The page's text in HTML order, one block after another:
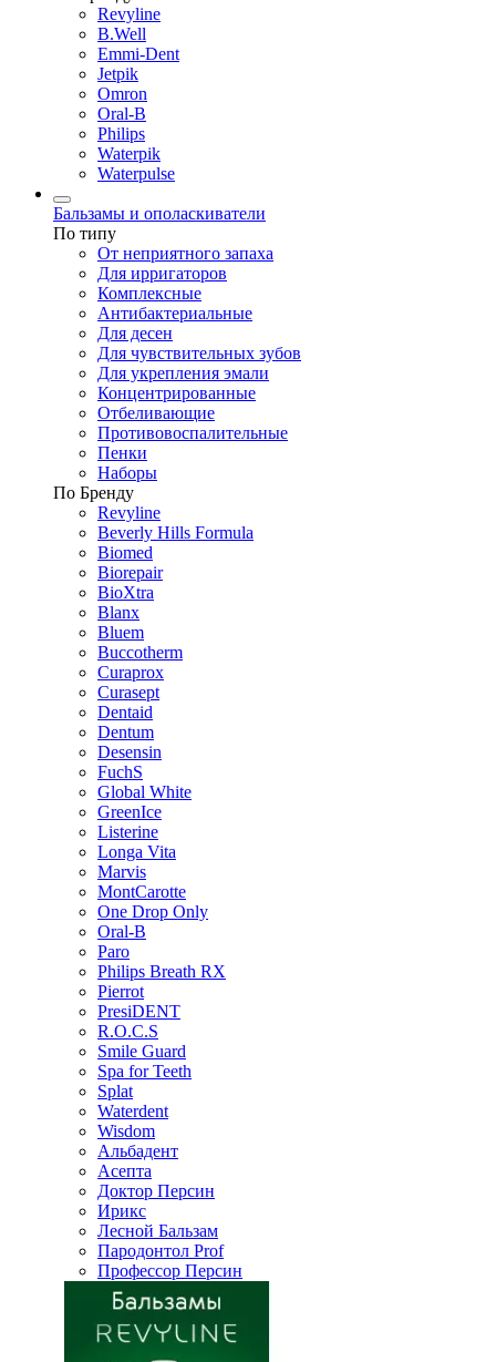
Revyline
B.Well
Emmi-Dent
Jetpik
Omron
Oral-B
Philips
Waterpik
Waterpulse
Бальзамы и ополаскиватели
По типу
От неприятного запаха
Для ирригаторов
Комплексные
Антибактериальные
Для десен
Для чувствительных зубов
Для укрепления эмали
Концентрированные
Отбеливающие
Противовоспалительные
Пенки
Наборы
По Бренду
Revyline
Beverly Hills Formula
Biomed
Biorepair
BioXtra
Blanx
Bluem
Buccotherm
Curaprox
Curasept
Dentaid
Dentum
Desensin
FuchS
Global White
GreenIce
Listerine
Longa Vita
Marvis
MontCarotte
One Drop Only
Oral-B
Paro
Philips Breath RX
Pierrot
PresiDENT
R.O.C.S
Smile Guard
Spa for Teeth
Splat
Waterdent
Wisdom
Альбадент
Асепта
Доктор Персин
Ирикс
Лесной Бальзам
Пародонтол Prof
Профессор Персин